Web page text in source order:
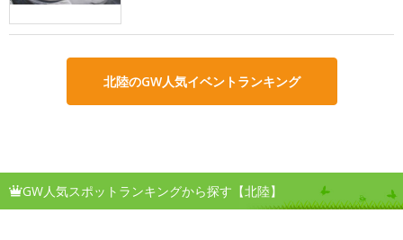
北陸のGW人気イベントランキング
GW人気スポットランキングから探す【北陸】